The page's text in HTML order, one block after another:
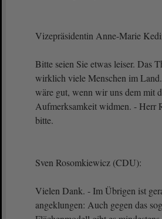
Vizepräsidentin Anne-Marie
Bitte seien Sie etwas leiser. Das
wirklich viele Menschen im
wäre gut, wenn wir uns dem mit
Aufmerksamkeit widmen. - Herr
bitte.
Sven Rosomkiewicz (CDU):
Vielen Dank. - Im Übrigen ist
angeklungen: Auch gegen das